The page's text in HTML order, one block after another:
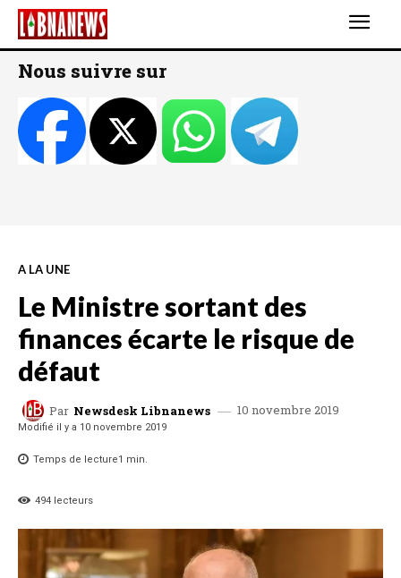
Nous suivre sur
A LA UNE
Le Ministre sortant des
finances écarte le risque de
défaut
Par Newsdesk Libnanews 10 novembre 2019
Modifié il y a 10 novembre 2019
Temps de lecture1 min.
494 lecteurs